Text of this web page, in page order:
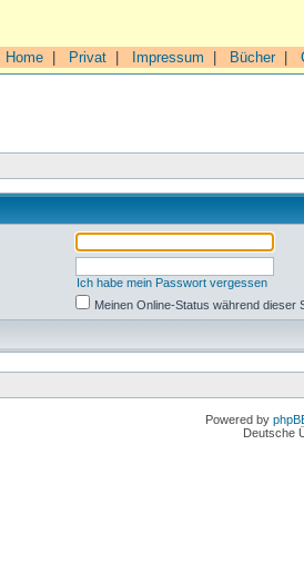
Home Privat Impressum Bücher|
Ich habe mein Passwort vergessen
Meinen Online-Status während dieser
Powered by
Deutsche